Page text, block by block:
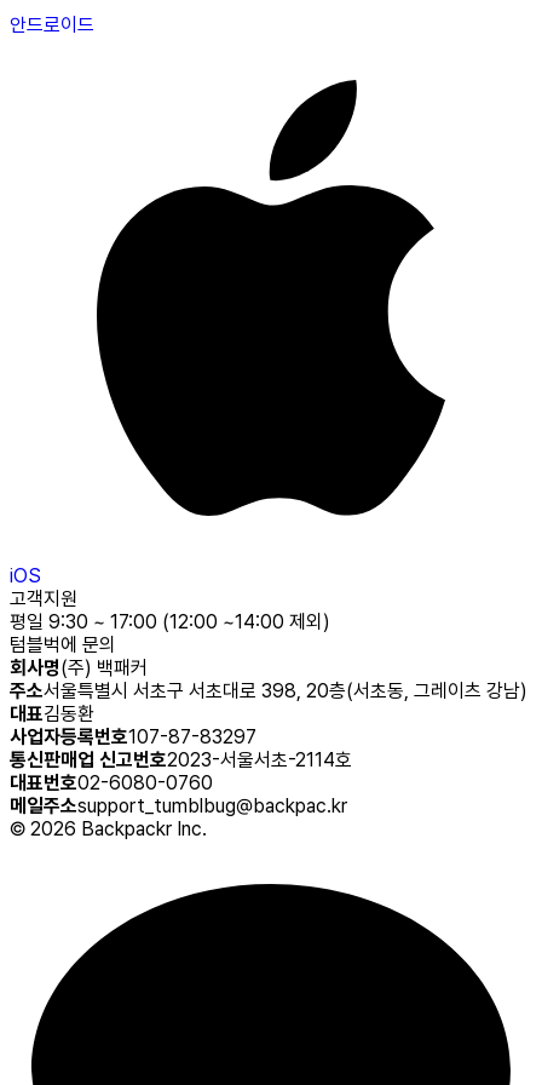
안드로이드
iOS
고객지원
평일 9:30 ~ 17:00 (12:00 ~14:00 제외)
텀블벅에 문의
회사명(주) 백패커
주소서울특별시 서초구 서초대로 398, 20층(서초동, 그레이츠 강남)
대표김동환
사업자등록번호107-87-83297
통신판매업 신고번호2023-서울서초-2114호
대표번호02-6080-0760
메일주소support_tumblbug@backpac.kr
© 2026 Backpackr Inc.